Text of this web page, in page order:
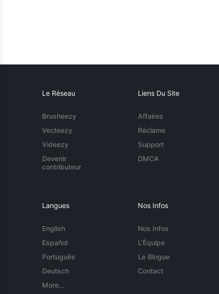
Le Réseau
Brusheezy
Vecteezy
Videezy
Devenir
contributeur
Liens Du Site
Affaires
Réclame
Support
DMCA
Langues
English
Español
Português
Deutsch
More...
Nos Infos
Nos Infos
L'Équipe
Le Blogue
Contact